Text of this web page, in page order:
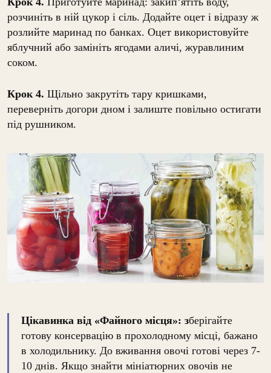
розчиніть в ній цукор і сіль. Додайте оцет і відразу ж
розлийте маринад по банках. Оцет використовуйте
яблучний або замініть ягодами аличі, журавлиним
соком.
Крок 4. Щільно закрутіть тару кришками,
переверніть догори дном і залиште повільно остигати
під рушником.
Цікавинка від «Файного місця»: зберігайте
готову консервацію в прохолодному місці, бажано
в холодильнику. До вживання овочі готові через 7-
10 днів. Якщо знайти мініатюрних овочів не